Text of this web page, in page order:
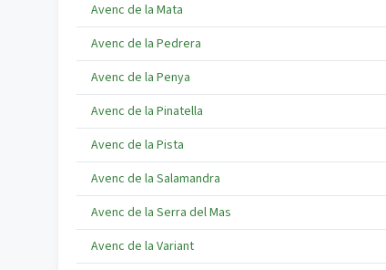
Avenc de la Mata
Avenc de la Pedrera
Avenc de la Penya
Avenc de la Pinatella
Avenc de la Pista
Avenc de la Salamandra
Avenc de la Serra del Mas
Avenc de la Variant